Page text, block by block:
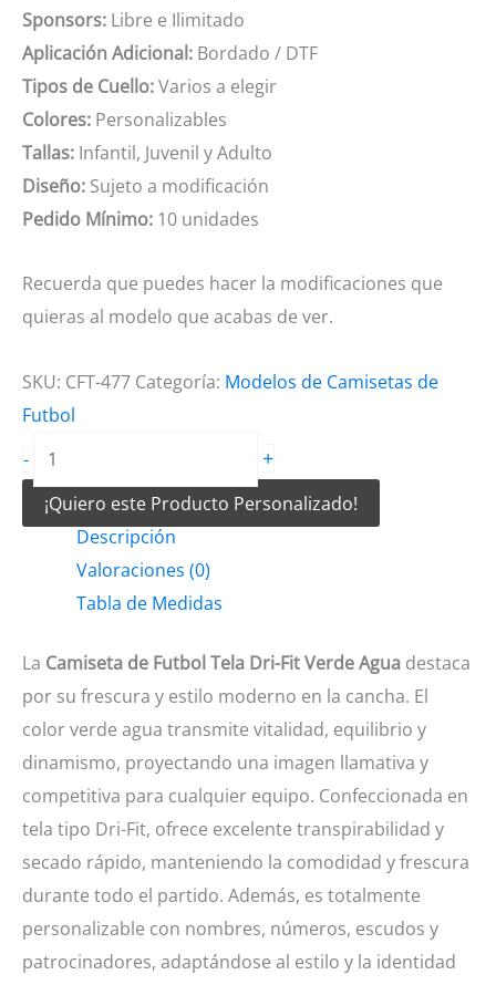
Sponsors: Libre e Ilimitado
Aplicación Adicional: Bordado / DTF
Tipos de Cuello:Varios a elegir
Colores: Personalizables
Tallas: Infantil, Juvenil y Adulto
Diseño: Sujeto a modificación
Pedido Mínimo: 10 unidades
Recuerda que puedes hacer la modificaciones que
quieras al modelo que acabas de ver.
SKU: CFT-477 Categoría: Modelos de Camisetas de
Futbol
-
Camiseta
de
Futbol
+
¡Quiero este Producto Personalizado!
Descripción
Valoraciones (0)
Tabla de Medidas
La Camiseta de Futbol Tela Dri-Fit Verde Agua destaca
por su frescura y estilo moderno en la cancha. El
color verde agua transmite vitalidad, equilibrio y
dinamismo, proyectando una imagen llamativa y
competitiva para cualquier equipo. Confeccionada en
tela tipo Dri-Fit, ofrece excelente transpirabilidad y
secado rápido, manteniendo la comodidad y frescura
durante todo el partido. Además, es totalmente
personalizable con nombres, números, escudos y
patrocinadores, adaptándose al estilo y la identidad